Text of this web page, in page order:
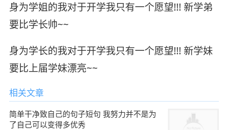
身为学姐的我对于开学我只有一个愿望!!! 新学弟
要比学长帅~~
身为学长的我对于开学我只有一个愿望!!! 新学妹
要比上届学妹漂亮~~
相关文章
简单干净致自己的句子短句 我努力并不是为
了自己可以变得多优秀